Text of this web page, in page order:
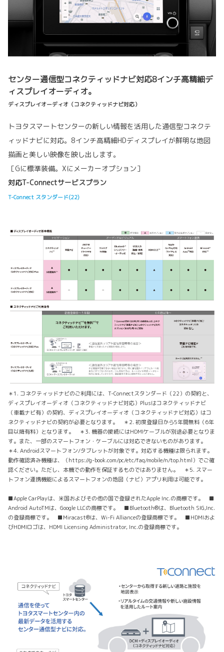
センター通信型コネクティッドナビ対応8インチ高精細デ
ィスプレイオーディオ。
ディスプレイオーディオ（コネクティッドナビ対応）
トヨタスマートセンターの新しい情報を活用した通信型コネクテ
ィッドナビに対応。8インチ高精細HDディスプレイが鮮明な地図
描画と美しい映像を映し出します。
［Gに標準装備。Xにメーカーオプション］
対応T-Connectサービスプラン
T-Connect スタンダード(22)
＊1. コネクティッドナビのご利用には、T-Connectスタンダード（22）の契約と、
ディスプレイオーディオ（コネクティッドナビ対応）Plusはコネクティッドナビ
（車載ナビ有）の契約、ディスプレイオーディオ（コネクティッドナビ対応）はコ
ネクティッドナビの契約が必要となります。 ＊2. 初度登録日から5年間無料（6年
目以降有料）となります。 ＊3. 機器の接続にはHDMIケーブルが別途必要となりま
す。また、一部のスマートフォン・ケーブルには対応できないものがあります。
＊4. Androidスマートフォン/タブレットが対象です。対応する機種は限られます。
動作確認済み機種は、（https://g-book.com/pc/etc/faq/mobile/n/top.html）でご確
認ください。ただし、本機での動作を保証するものではありません。 ＊5. スマー
トフォン連携機能によるスマートフォンの地図（ナビ）アプリ利用は可能です。
■Apple CarPlayは、米国およびその他の国で登録されたApple Inc.の商標です。 ■
Android AutoTMは、Google LLCの商標です。 ■Bluetooth®︎は、Bluetooth SIG,Inc.
の登録商標です。 ■Miracast®は、Wi-Fi Allianceの登録商標です。 ■HDMIおよ
びHDMIロゴは、HDMI Licensing Administrator, Inc.の登録商標です。